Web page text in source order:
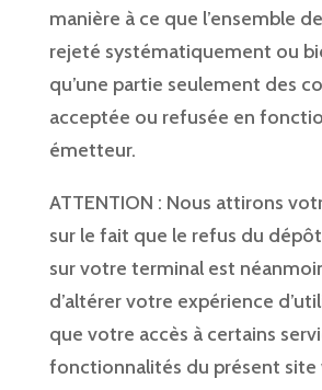
manière à ce que l’ensemble
rejeté systématiquement ou
qu’une partie seulement des
acceptée ou refusée en
émetteur.
ATTENTION : Nous attirons
sur le fait que le refus du
sur votre terminal est
d’altérer votre expérience
que votre accès à certains
fonctionnalités du présent site